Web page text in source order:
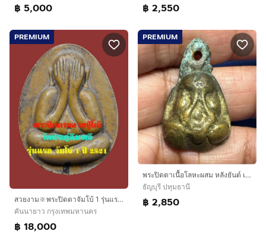
฿ 5,000 ฿ 2,550
PREMIUM
สวยงาม🔆พระปิดตาจัมโบ้ 1 รุ่นแรก หลวงปู่โต๊ะ วัดประดู่ฉิมพลี ปี 2520 เก่า
คันนายาว กรุงเทพมหานคร
฿ 18,000
PREMIUM
พระปิดตาเนื้อโลหะผสม หลังยันต์ เก่าไม่ทราบที่
ธัญบุรี ปทุมธานี
฿ 2,850